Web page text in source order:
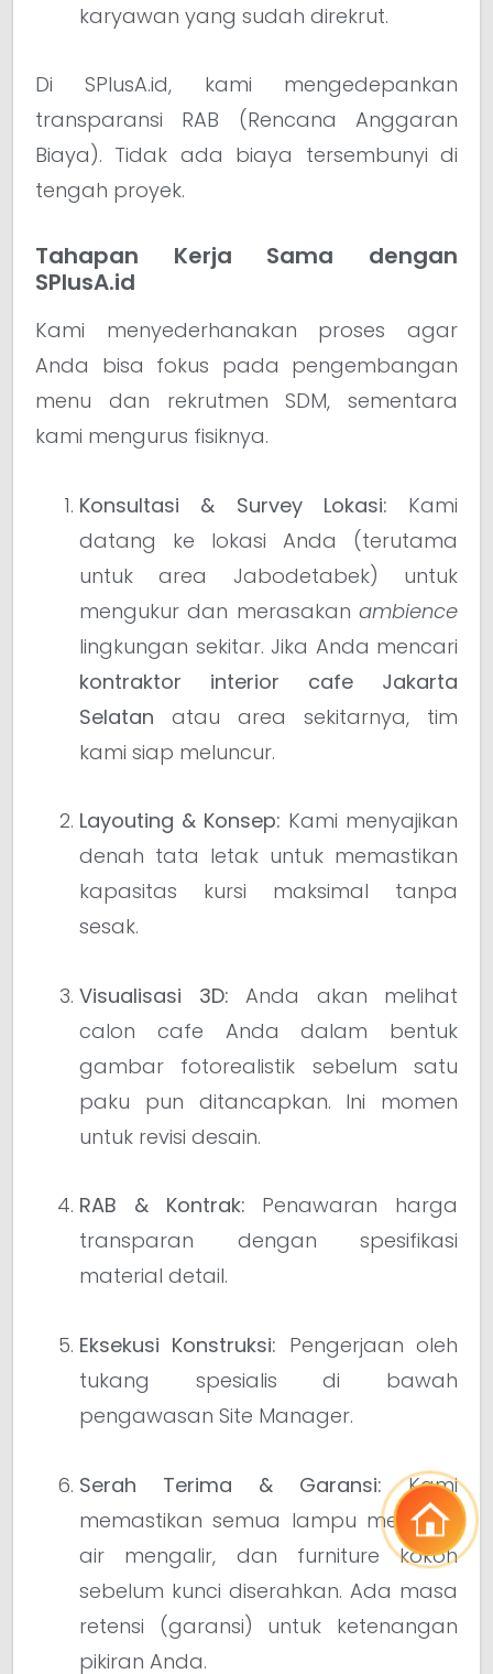
karyawan yang sudah direkrut.
Di SPlusA.id, kami mengedepankan
transparansi RAB (Rencana Anggaran
Biaya). Tidak ada biaya tersembunyi di
tengah proyek.
Tahapan Kerja Sama dengan
SPlusA.id
Kami menyederhanakan proses agar
Anda bisa fokus pada pengembangan
menu dan rekrutmen SDM, sementara
kami mengurus fisiknya.
Konsultasi & Survey Lokasi: Kami
datang ke lokasi Anda (terutama
untuk area Jabodetabek) untuk
mengukur dan merasakan ambience
lingkungan sekitar. Jika Anda mencari
kontraktor interior cafe Jakarta
Selatan atau area sekitarnya, tim
kami siap meluncur.
Layouting & Konsep: Kami menyajikan
denah tata letak untuk memastikan
kapasitas kursi maksimal tanpa
sesak.
Visualisasi 3D: Anda akan melihat
calon cafe Anda dalam bentuk
gambar fotorealistik sebelum satu
paku pun ditancapkan. Ini momen
untuk revisi desain.
RAB & Kontrak: Penawaran harga
transparan dengan spesifikasi
material detail.
Eksekusi Konstruksi: Pengerjaan oleh
tukang spesialis di bawah
pengawasan Site Manager.
Serah Terima & Garansi: Kami
memastikan semua lampu menyala,
air mengalir, dan furniture kokoh
sebelum kunci diserahkan. Ada masa
retensi (garansi) untuk ketenangan
pikiran Anda.